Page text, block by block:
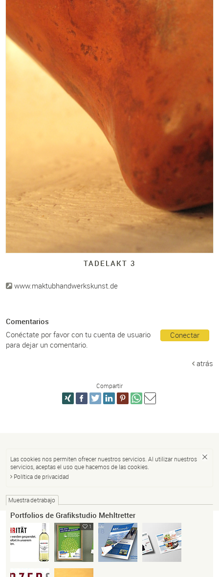
TADELAKT 3
www.maktubhandwerkskunst.de
Comentarios
Conectar
Conéctate por favor con tu cuenta de usuario
para dejar un comentario.
atrás
Compartir
Las cookies nos permiten ofrecer nuestros servicios. Al utilizar nuestros
servicios, aceptas el uso que hacemos de las cookies.
Política de privacidad
Muestra de trabajo
Portfolios de Grafikstudio Mehltretter
1